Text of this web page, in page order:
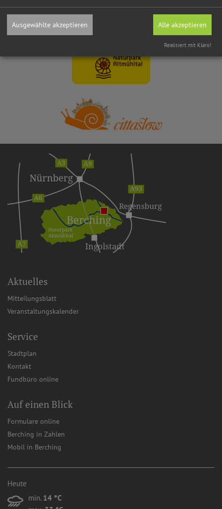
Aktuelles
Mitteilungsblatt
Veranstaltungskalender
Service
Stadtplan
Kontakt
Fundbüro online
Auf einen Blick
Formulare online
Berching in Zahlen
Mobil in Berching
Heute
min. 14 °C
Ausgewählte akzeptieren Alle akzeptieren
Realisiert mit Klaro!